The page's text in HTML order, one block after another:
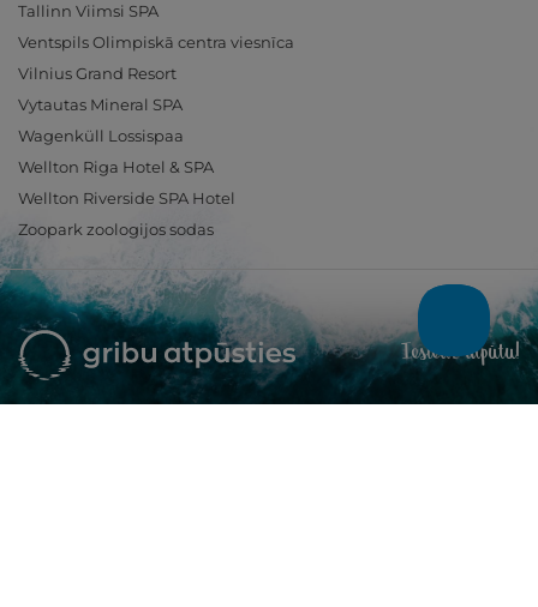
Tallinn Viimsi SPA
Ventspils Olimpiskā centra viesnīca
Vilnius Grand Resort
Vytautas Mineral SPA
Wagenküll Lossispaa
Wellton Riga Hotel & SPA
Wellton Riverside SPA Hotel
Zoopark zoologijos sodas
Ieslēdz atpūtu!